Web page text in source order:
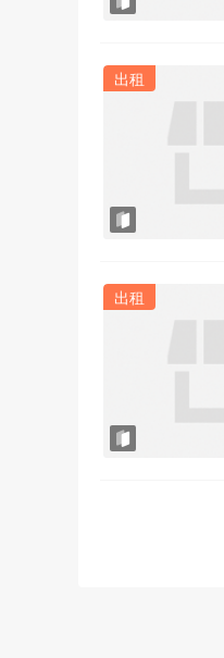
出租
出租